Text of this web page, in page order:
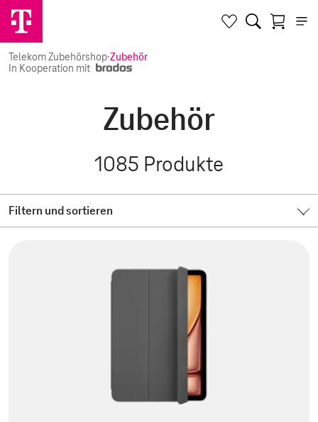
Telekom Zubehörshop·Zubehör
In Kooperation mit
Zubehör
1085 Produkte
Filtern und sortieren